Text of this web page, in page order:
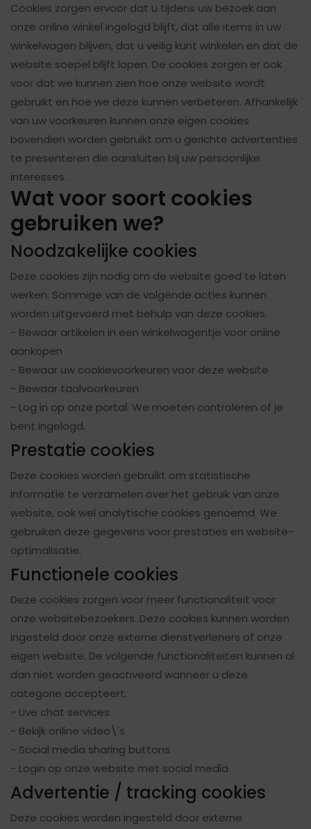
Cookies zorgen ervoor dat u tijdens uw bezoek aan
onze online winkel ingelogd blijft, dat alle items in uw
winkelwagen blijven, dat u veilig kunt winkelen en dat de
website soepel blijft lopen. De cookies zorgen er ook
voor dat we kunnen zien hoe onze website wordt
gebruikt en hoe we deze kunnen verbeteren. Afhankelijk
van uw voorkeuren kunnen onze eigen cookies
bovendien worden gebruikt om u gerichte advertenties
te presenteren die aansluiten bij uw persoonlijke
interesses.
Wat voor soort cookies
gebruiken we?
Noodzakelijke cookies
Deze cookies zijn nodig om de website goed te laten
werken. Sommige van de volgende acties kunnen
worden uitgevoerd met behulp van deze cookies.
- Bewaar artikelen in een winkelwagentje voor online
aankopen
- Bewaar uw cookievoorkeuren voor deze website
- Bewaar taalvoorkeuren
- Log in op onze portal. We moeten controleren of je
bent ingelogd.
Prestatie cookies
Deze cookies worden gebruikt om statistische
informatie te verzamelen over het gebruik van onze
website, ook wel analytische cookies genoemd. We
gebruiken deze gegevens voor prestaties en website-
optimalisatie.
Functionele cookies
Deze cookies zorgen voor meer functionaliteit voor
onze websitebezoekers. Deze cookies kunnen worden
ingesteld door onze externe dienstverleners of onze
eigen website. De volgende functionaliteiten kunnen al
dan niet worden geactiveerd wanneer u deze
categorie accepteert.
- Live chat services
- Bekijk online video\'s
- Social media sharing buttons
- Login op onze website met social media
Advertentie / tracking cookies
Deze cookies worden ingesteld door externe